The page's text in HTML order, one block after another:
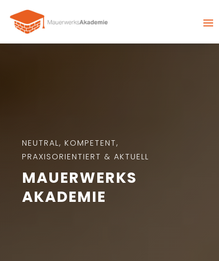
NEUTRAL, KOMPETENT,
PRAXISORIENTIERT & AKTUELL
MAUERWERKS
AKADEMIE